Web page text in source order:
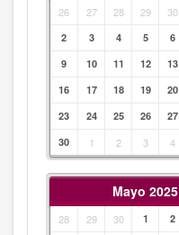
26 27 28 29 30
2
3 4 5 6
9
10 11 12 13
16
17 18 19 20
23
24 25 26 27
30
1 2 3 4
Mayo 2025
28 29 30 1 2